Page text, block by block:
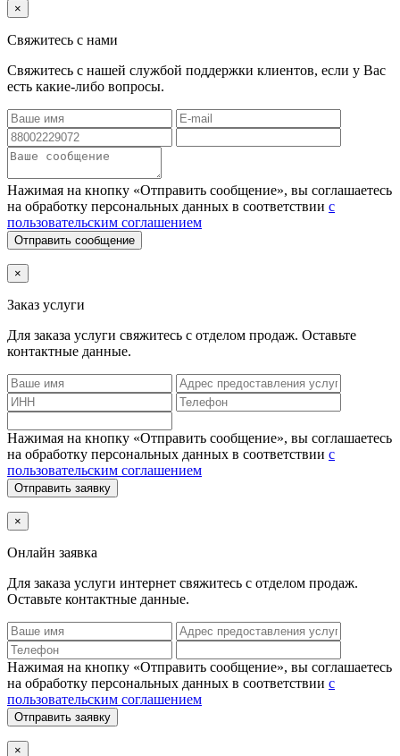
×
Свяжитесь с нами
Свяжитесь с нашей службой поддержки клиентов, если у Вас
есть какие-либо вопросы.
Нажимая на кнопку «Отправить сообщение», вы соглашаетесь
на обработку персональных данных в соответствии с
пользовательским соглашением
Отправить сообщение
×
Заказ услуги
Для заказа услуги свяжитесь с отделом продаж. Оставьте
контактные данные.
Нажимая на кнопку «Отправить сообщение», вы соглашаетесь
на обработку персональных данных в соответствии с
пользовательским соглашением
Отправить заявку
×
Онлайн заявка
Для заказа услуги интернет свяжитесь с отделом продаж.
Оставьте контактные данные.
Нажимая на кнопку «Отправить сообщение», вы соглашаетесь
на обработку персональных данных в соответствии с
пользовательским соглашением
Отправить заявку
×